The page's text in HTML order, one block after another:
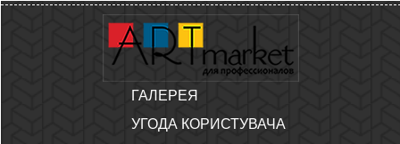
ГАЛЕРЕЯ
УГОДА КОРИСТУВАЧА